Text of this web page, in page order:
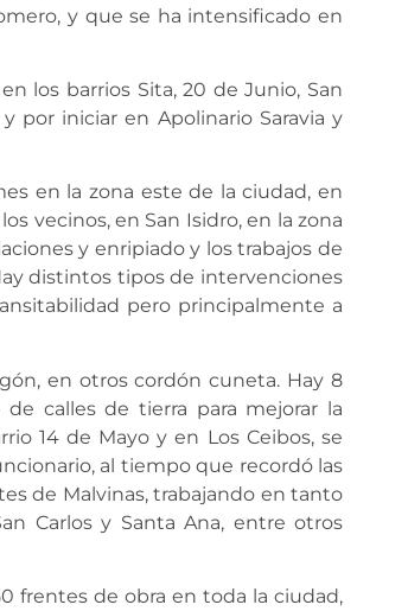
y que se ha intensificado en
los barrios Sita, 20 de Junio, San
por iniciar en Apolinario Saravia y
en la zona este de la ciudad, en
vecinos, en San Isidro, en la zona
y enripiado y los trabajos de
distintos tipos de intervenciones
pero principalmente a
en otros cordón cuneta. Hay 8
calles de tierra para mejorar la
14 de Mayo y en Los Ceibos, se
al tiempo que recordó las
de Malvinas, trabajando en tanto
Carlos y Santa Ana, entre otros
frentes de obra en toda la ciudad,